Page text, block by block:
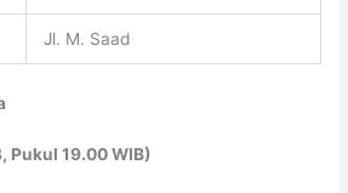
Jl. M. Saad
Pukul 19.00 WIB)